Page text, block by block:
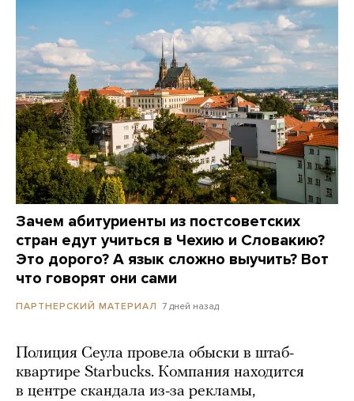
Зачем абитуриенты из постсоветских
стран едут учиться в Чехию и Словакию?
Это дорого? А язык сложно выучить? Вот
что говорят они сами
ПАРТНЕРСКИЙ МАТЕРИАЛ 7 дней назад
Полиция Сеула провела обыски в штаб-
квартире Starbucks. Компания находится
в центре скандала из-за рекламы,